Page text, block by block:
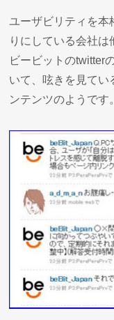
ユーザビリティを本
りにしている会社
ビービットのtwitter
いて、呟きを見てい
ンテンツのようです。